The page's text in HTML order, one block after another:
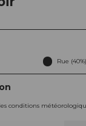
Rue (40%)
conditions